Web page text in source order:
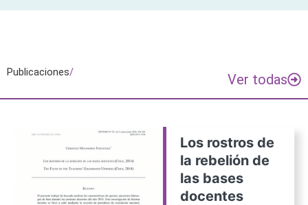
Publicaciones/ Ver todas
Los rostros de
la rebelión de
las bases
docentes